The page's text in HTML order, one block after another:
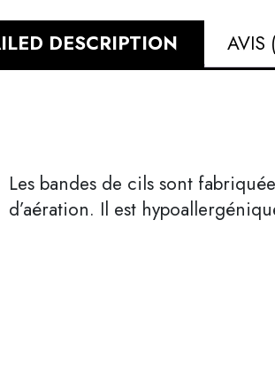
DESCRIPTION AVIS
Les bandes de cils sont
d’aération. Il est